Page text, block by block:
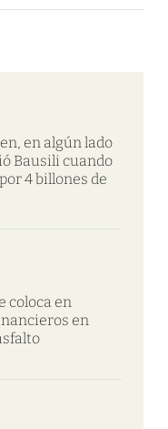
en algún lado
Bausili cuando
4 billones de
coloca en
en